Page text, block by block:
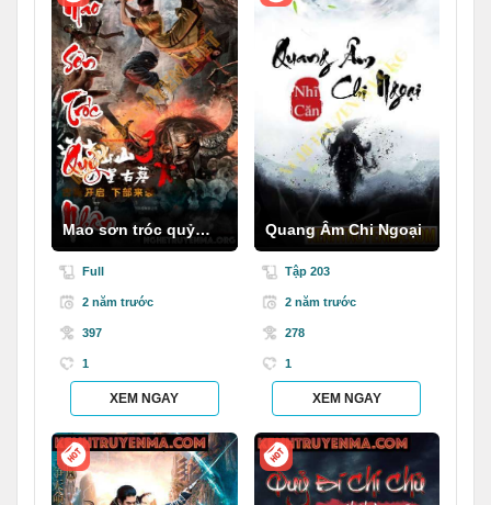
Mao sơn tróc quỷ
nhânFull
2 năm trước
397
1
XEM NGAY
Quang Âm Chi Ngoại
Tập 203
2 năm trước
278
1
XEM NGAY